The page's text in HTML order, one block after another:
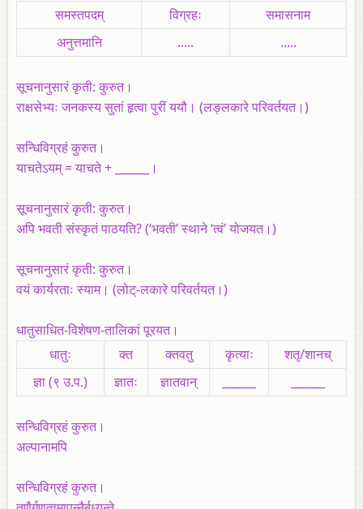
समस्तपदम्
विग्रहः
समासनाम
अनुत्तमानि
..... .....
सूचनानुसारं कृती: कुरुत।
राक्षसेभ्यः जनकस्य सुतां हृत्वा पुरीं ययौ। (लङ्लकारे परिवर्तयत।)
सन्धिविग्रहं कुरुत।
याचतेऽयम् = याचते + ______।
सूचनानुसारं कृती: कुरुत।
अपि भवती संस्कृतं पाठयति? (‘भवती’ स्थाने ‘त्वं’ योजयत।)
सूचनानुसारं कृती: कुरुत।
वयं कार्यरताः स्याम। (लोट्-लकारे परिवर्तयत।)
धातुसाधित-विशेषण-तालिकां पूरयत।
धातुः
क्त क्तवतु कृत्याः
शतृ/शानच्
ज्ञा (९ उ.प.)
ज्ञातः ज्ञातवान्
सन्धिविग्रहं कुरुत।
अल्पानामपि
सन्धिविग्रहं कुरुत।